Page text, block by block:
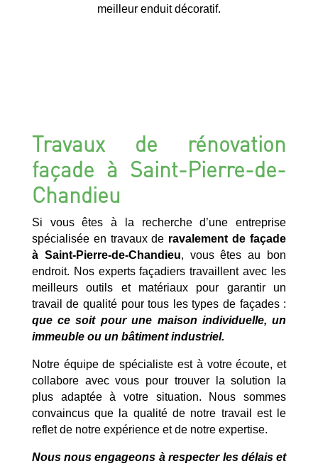
meilleur enduit décoratif.
Travaux de rénovation
façade à Saint-Pierre-de-
Chandieu
Si vous êtes à la recherche d’une entreprise
spécialisée en travaux de ravalement de façade
à Saint-Pierre-de-Chandieu, vous êtes au bon
endroit. Nos experts façadiers travaillent avec les
meilleurs outils et matériaux pour garantir un
travail de qualité pour tous les types de façades :
que ce soit pour une maison individuelle, un
immeuble ou un bâtiment industriel.
Notre équipe de spécialiste est à votre écoute, et
collabore avec vous pour trouver la solution la
plus adaptée à votre situation. Nous sommes
convaincus que la qualité de notre travail est le
reflet de notre expérience et de notre expertise.
Nous nous engageons à respecter les délais et